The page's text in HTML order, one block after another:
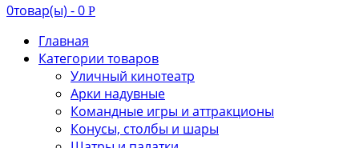
0товар(ы) -0 Р
Главная
Категории товаров
Уличный кинотеатр
Арки надувные
Командные игры и аттракционы
Конусы, столбы и шары